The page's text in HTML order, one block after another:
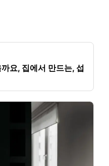
요, 집에서 만드는, 섭